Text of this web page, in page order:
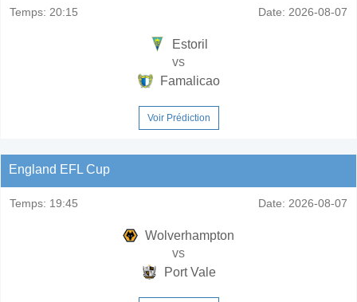
Temps: 20:15 Date: 2026-08-07
Estoril
vs
Famalicao
Voir Prédiction
England EFL Cup
Temps: 19:45 Date: 2026-08-07
Wolverhampton
vs
Port Vale